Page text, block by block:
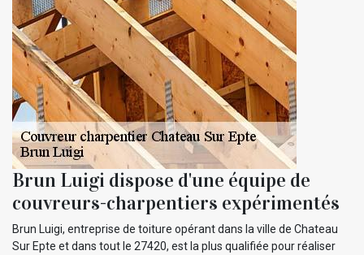
Brun Luigi dispose d'une équipe de
couvreurs-charpentiers expérimentés
Brun Luigi, entreprise de toiture opérant dans la ville de Chateau
Sur Epte et dans tout le 27420, est la plus qualifiée pour réaliser